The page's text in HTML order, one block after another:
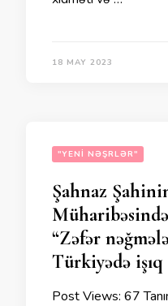
18 MAY 2023
"YENI NƏŞRLƏR"
Şahnaz
“Zəfər
Türkiyədə
Post Views: 67